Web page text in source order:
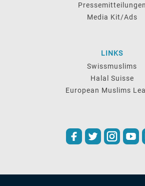
Pressemitteilungen
Media Kit/Ads
LINKS
Swissmuslims
Halal Suisse
European Muslims